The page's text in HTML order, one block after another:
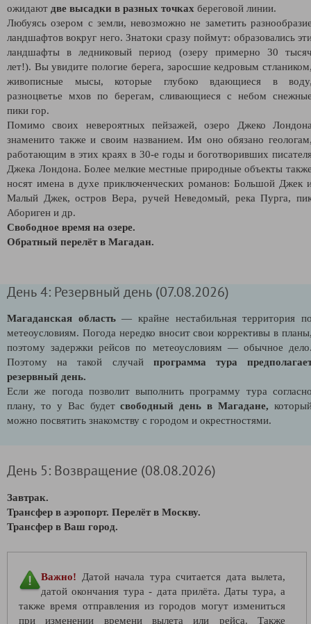
ожидают две высадки в разных точках береговой линии.
Любуясь озером с земли, невозможно не заметить
ландшафтов вокруг него. Знатоки сразу поймут: образовались
ландшафты в ледниковый период (озеру примерно 30
лет!). Вы увидите пологие берега, заросшие кедровым
живописные мысы, которые глубоко вдающиеся в
разноцветье мхов по берегам, сливающиеся с небом
пики гор.
Помимо своих невероятных пейзажей, озеро Джеко
знаменито также и своим названием. Им оно обязано
работающим в этих краях в 30-е годы и боготворивших
Джека Лондона. Более мелкие местные природные объекты
носят имена в духе приключенческих романов: Большой Джек
Малый Джек, остров Вера, ручей Неведомый, река Пурга,
Абориген и др.
Свободное время на озере.
Обратный перелёт в Магадан.
День 4: Резервный день (07.08.2026)
Магаданская область— крайне нестабильная территория
метеоусловиям. Погода нередко вносит свои коррективы в
поэтому задержки рейсов по метеоусловиям — обычное
Поэтому на такой случай программа тура
резервный день.
Если же погода позволит выполнить программу тура
плану, то у Вас будетсвободный день в Магадане,
можно посвятить знакомству с городом и окрестностями.
День 5: Возвращение (08.08.2026)
Завтрак.
Трансфер в аэропорт. Перелёт в Москву.
Трансфер в Ваш город.
Важно! Датой начала тура считается дата вылета,
датой окончания тура - дата прилёта. Даты тура, а
также время отправления из городов могут измениться
при изменении времени вылета или рейса. Также